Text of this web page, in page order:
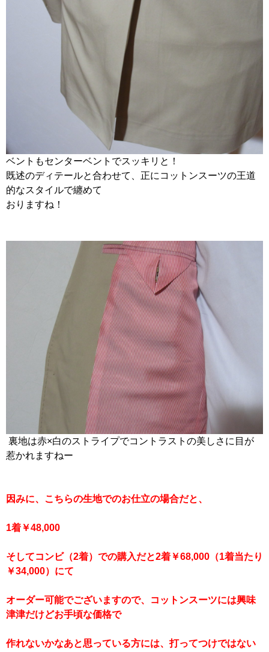
ベントもセンターベントでスッキリと！
既述のディテールと合わせて、正にコットンスーツの王道
的なスタイルで纏めて
おりますね！
裏地は赤×白のストライプでコントラストの美しさに目が
惹かれますねー
因みに、こちらの生地でのお仕立の場合だと、
1着￥48,000
そしてコンビ（2着）での購入だと2着￥68,000（1着当たり
￥34,000）にて
オーダー可能でございますので、コットンスーツには興味
津津だけどお手頃な価格で
作れないかなあと思っている方には、打ってつけではない